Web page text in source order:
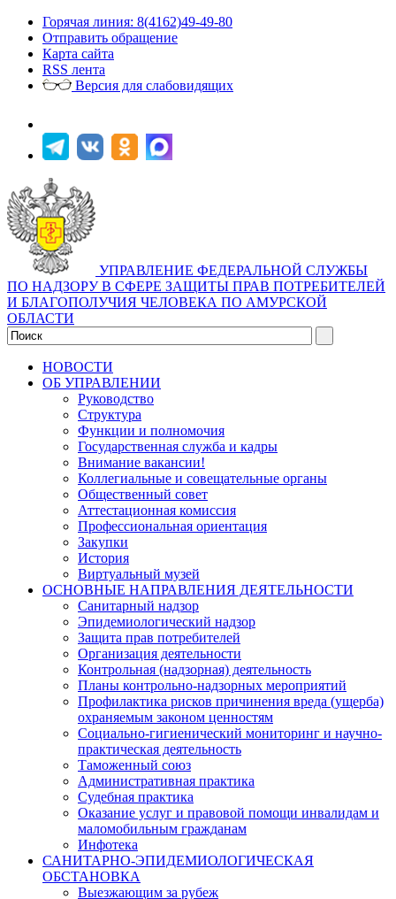
Горячая линия: 8(4162)49-49-80
Отправить обращение
Карта сайта
RSS лента
Версия для слабовидящих
УПРАВЛЕНИЕ ФЕДЕРАЛЬНОЙ СЛУЖБЫ
ПО НАДЗОРУ В СФЕРЕ ЗАЩИТЫ ПРАВ ПОТРЕБИТЕЛЕЙ
И БЛАГОПОЛУЧИЯ ЧЕЛОВЕКА ПО АМУРСКОЙ
ОБЛАСТИ
НОВОСТИ
ОБ УПРАВЛЕНИИ
Руководство
Структура
Функции и полномочия
Государственная служба и кадры
Внимание вакансии!
Коллегиальные и совещательные органы
Общественный совет
Аттестационная комиссия
Профессиональная ориентация
Закупки
История
Виртуальный музей
ОСНОВНЫЕ НАПРАВЛЕНИЯ ДЕЯТЕЛЬНОСТИ
Санитарный надзор
Эпидемиологический надзор
Защита прав потребителей
Организация деятельности
Контрольная (надзорная) деятельность
Планы контрольно-надзорных мероприятий
Профилактика рисков причинения вреда (ущерба)
охраняемым законом ценностям
Социально-гигиенический мониторинг и научно-
практическая деятельность
Таможенный союз
Административная практика
Судебная практика
Оказание услуг и правовой помощи инвалидам и
маломобильным гражданам
Инфотека
САНИТАРНО-ЭПИДЕМИОЛОГИЧЕСКАЯ
ОБСТАНОВКА
Выезжающим за рубеж